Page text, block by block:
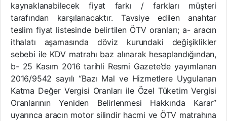
kaynaklanabilecek fiyat farkı / farkları müşteri
tarafından karşılanacaktır. Tavsiye edilen anahtar
teslim fiyat listesinde belirtilen ÖTV oranları; a- aracın
ithalatı aşamasında döviz kurundaki değişiklikler
sebebi ile KDV matrahı baz alınarak hesaplandığından,
b- 25 Kasım 2016 tarihli Resmi Gazete’de yayımlanan
2016/9542 sayılı “Bazı Mal ve Hizmetlere Uygulanan
Katma Değer Vergisi Oranları ile Özel Tüketim Vergisi
Oranlarının Yeniden Belirlenmesi Hakkında Karar”
uyarınca aracın motor silindir hacmi ve ÖTV matrahına